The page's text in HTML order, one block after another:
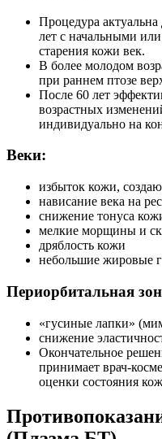
Процедура актуальна
лет с начальными
старения кожи век.
В более молодом
при раннем птозе
После 60 лет
возрастных
индивидуально на
Веки:
избыток кожи,
нависание века на
снижение тонуса
мелкие морщины и
дряблость кожи
небольшие жировые
Периорбитальная
«гусиные лапки»
снижение
Окончательное
принимает врач-
оценки состояния